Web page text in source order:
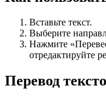
Вставьте текст.
Выберите
Нажмите
отредактируйте
Перевод